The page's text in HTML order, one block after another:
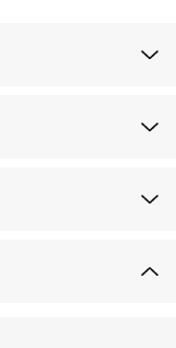
(Gerecycled),